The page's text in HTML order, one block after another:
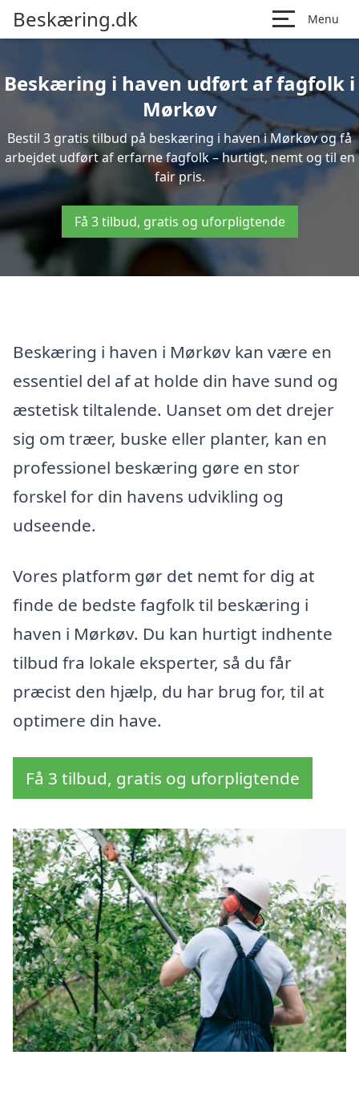
Beskæring.dk Menu
Beskæring i haven udført af fagfolk i
Mørkøv
Bestil 3 gratis tilbud på beskæring i haven i Mørkøv og få
arbejdet udført af erfarne fagfolk – hurtigt, nemt og til en
fair pris.
Få 3 tilbud, gratis og uforpligtende
Beskæring i haven i Mørkøv kan være en
essentiel del af at holde din have sund og
æstetisk tiltalende. Uanset om det drejer
sig om træer, buske eller planter, kan en
professionel beskæring gøre en stor
forskel for din havens udvikling og
udseende.
Vores platform gør det nemt for dig at
finde de bedste fagfolk til beskæring i
haven i Mørkøv. Du kan hurtigt indhente
tilbud fra lokale eksperter, så du får
præcist den hjælp, du har brug for, til at
optimere din have.
Få 3 tilbud, gratis og uforpligtende